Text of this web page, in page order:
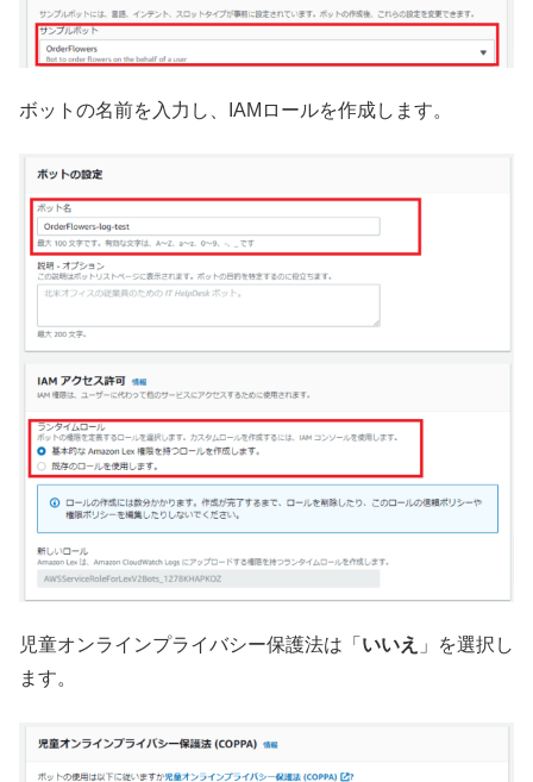
ボットの名前を入力し、IAMロールを作成します。
児童オンラインプライバシー保護法は「 いいえ 」を選択し
ます。